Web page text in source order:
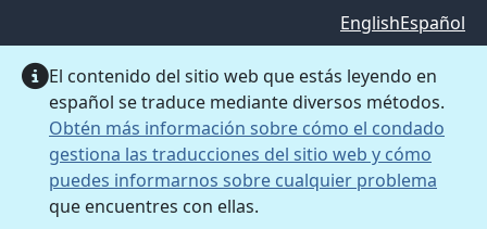
EnglishEspañol
El contenido del sitio web que estás leyendo en
español se traduce mediante diversos métodos.
Obtén más información sobre cómo el condado
gestiona las traducciones del sitio web y cómo
puedes informarnos sobre cualquier problema
que encuentres con ellas.